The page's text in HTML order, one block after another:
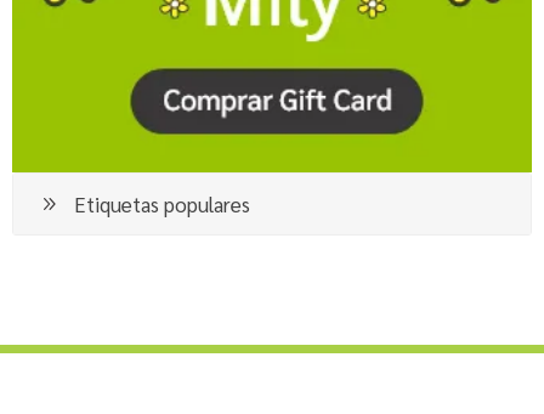
Etiquetas populares